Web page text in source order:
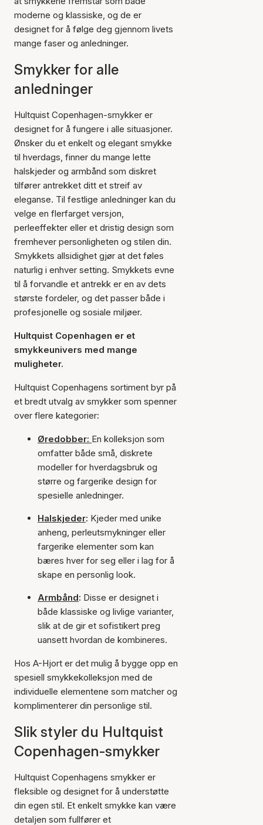
moderne og klassiske, og de er
designet for å følge deg gjennom livets
mange faser og anledninger.
Smykker for alle
anledninger
Hultquist Copenhagen-smykker er
designet for å fungere i alle situasjoner.
Ønsker du et enkelt og elegant smykke
til hverdags, finner du mange lette
halskjeder og armbånd som diskret
tilfører antrekket ditt et streif av
eleganse. Til festlige anledninger kan du
velge en flerfarget versjon,
perleeffekter eller et dristig design som
fremhever personligheten og stilen din.
Smykkets allsidighet gjør at det føles
naturlig i enhver setting. Smykkets evne
til å forvandle et antrekk er en av dets
største fordeler, og det passer både i
profesjonelle og sosiale miljøer.
Hultquist Copenhagen er et
smykkeunivers med mange
muligheter.
Hultquist Copenhagens sortiment byr på
et bredt utvalg av smykker som spenner
over flere kategorier:
Øredobber: En kolleksjon som
omfatter både små, diskrete
modeller for hverdagsbruk og
større og fargerike design for
spesielle anledninger.
Halskjeder: Kjeder med unike
anheng, perleutsmykninger eller
fargerike elementer som kan
bæres hver for seg eller i lag for å
skape en personlig look.
Armbånd: Disse er designet i
både klassiske og livlige varianter,
slik at de gir et sofistikert preg
uansett hvordan de kombineres.
Hos A-Hjort er det mulig å bygge opp en
spesiell smykkekolleksjon med de
individuelle elementene som matcher og
komplimenterer din personlige stil.
Slik styler du Hultquist
Copenhagen-smykker
Hultquist Copenhagens smykker er
fleksible og designet for å understøtte
din egen stil. Et enkelt smykke kan være
detaljen som fullfører et